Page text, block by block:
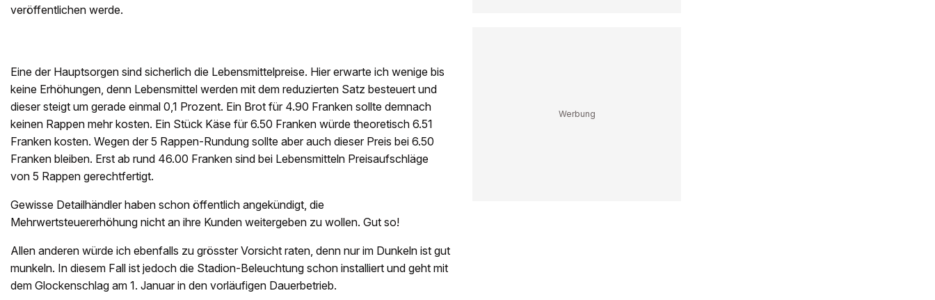
veröffentlichen werde.
Eine der Hauptsorgen sind sicherlich die Lebensmittelpreise. Hier erwarte ich wenige bis
keine Erhöhungen, denn Lebensmittel werden mit dem reduzierten Satz besteuert und
dieser steigt um gerade einmal 0,1 Prozent. Ein Brot für 4.90 Franken sollte demnach
keinen Rappen mehr kosten. Ein Stück Käse für 6.50 Franken würde theoretisch 6.51
Franken kosten. Wegen der 5 Rappen-Rundung sollte aber auch dieser Preis bei 6.50
Franken bleiben. Erst ab rund 46.00 Franken sind bei Lebensmitteln Preisaufschläge
von 5 Rappen gerechtfertigt.
Gewisse Detailhändler haben schon öffentlich angekündigt, die
Mehrwertsteuererhöhung nicht an ihre Kunden weitergeben zu wollen. Gut so!
Allen anderen würde ich ebenfalls zu grösster Vorsicht raten, denn nur im Dunkeln ist gut
munkeln. In diesem Fall ist jedoch die Stadion-Beleuchtung schon installiert und geht mit
dem Glockenschlag am 1. Januar in den vorläufigen Dauerbetrieb.